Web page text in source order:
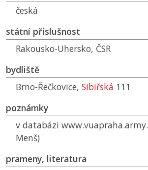
česká
státní příslušnost
Rakousko-Uhersko, ČSR
bydliště
Brno-Řečkovice, Sibiřská 111
poznámky
v databázi
Menš)
prameny, literatura